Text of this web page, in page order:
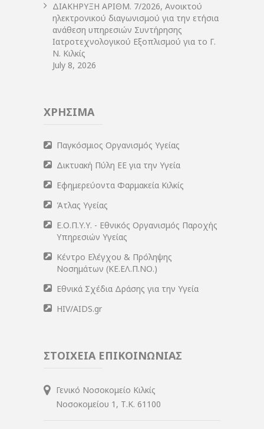
ΔIΑΚΗΡΥΞΗ ΑΡIΘΜ. 7/2026, Ανοικτού
ηλεκτρονικού διαγωνισμού για την ετήσια
ανάθεση υπηρεσιών Συντήρησης
Ιατροτεχνολογικού Εξοπλισμού για το Γ.
Ν. Κιλκίς
July 8, 2026
ΧΡΗΣΙΜΑ
Παγκόσμιος Οργανισμός Υγείας
Δικτυακή Πύλη ΕΕ για την Υγεία
Εφημερεύοντα Φαρμακεία Κιλκίς
Άτλας Υγείας
Ε.Ο.Π.Υ.Υ. - Εθνικός Οργανισμός Παροχής
Υπηρεσιών Υγείας
Κέντρο Ελέγχου & Πρόληψης
Νοσημάτων (ΚΕ.ΕΛ.Π.ΝΟ.)
Εθνικά Σχέδια Δράσης για την Υγεία
HIV/AIDS.gr
ΣΤΟΙΧΕΙΑ ΕΠΙΚΟΙΝΩΝΙΑΣ
Γενικό Νοσοκομείο Κιλκίς
Νοσοκομείου 1, Τ.Κ. 61100